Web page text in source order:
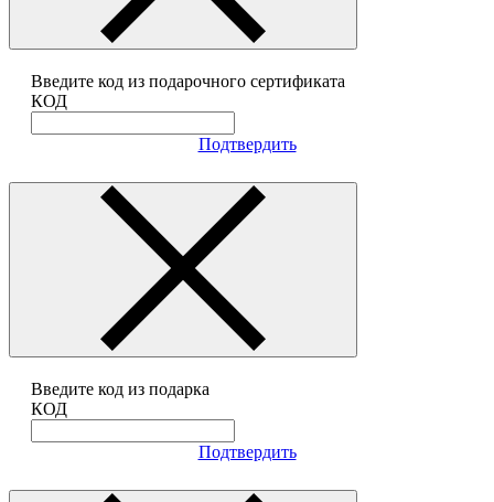
Введите код из подарочного сертификата
КОД
Подтвердить
Введите код из подарка
КОД
Подтвердить